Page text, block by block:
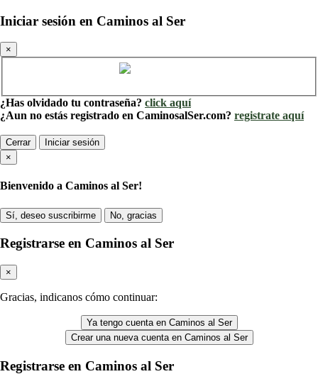
Iniciar sesión en Caminos al Ser
×
¿Has olvidado tu contraseña? click aquí
¿Aun no estás registrado en CaminosalSer.com? registrate aquí
Cerrar
Iniciar sesión
×
Bienvenido a Caminos al Ser!
Sí, deseo suscribirme No, gracias
Registrarse en Caminos al Ser
×
Gracias, indicanos cómo continuar:
Ya tengo cuenta en Caminos al Ser
Crear una nueva cuenta en Caminos al Ser
Registrarse en Caminos al Ser